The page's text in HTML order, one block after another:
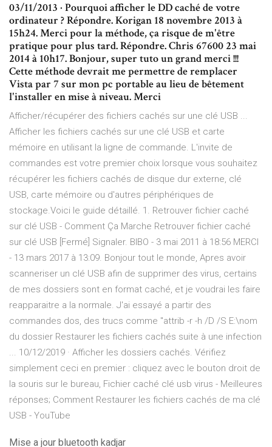
03/11/2013 · Pourquoi afficher le DD caché de votre
ordinateur ? Répondre. Korigan 18 novembre 2013 à
15h24. Merci pour la méthode, ça risque de m'être
pratique pour plus tard. Répondre. Chris 67600 23 mai
2014 à 10h17. Bonjour, super tuto un grand merci !!!
Cette méthode devrait me permettre de remplacer
Vista par 7 sur mon pc portable au lieu de bêtement
l'installer en mise à niveau. Merci
Afficher/récupérer des fichiers cachés sur une clé USB ...
Afficher les fichiers cachés sur une clé USB et carte
mémoire en utilisant la ligne de commande. L'invite de
commandes est votre premier choix lorsque vous souhaitez
récupérer les fichiers cachés de disque dur externe, clé
USB, carte mémoire ou d'autres périphériques de
stockage.Voici le guide détaillé. 1. Retrouver fichier caché
sur clé USB - Comment Ça Marche Retrouver fichier caché
sur clé USB [Fermé] Signaler. BIBO - 3 mai 2011 à 18:56 MERCI
- 13 mars 2017 à 13:09. Bonjour tout le monde, Apres avoir
scanneriser un clé USB afin de supprimer des virus, certains
de mes dossiers sont en format caché, et je voudrai les faire
reapparaitre a la normale. J'ai essayé a partir des
commandes dos, des trucs comme "attrib -r -h /D /S E:\nom
du dossier Restaurer les fichiers cachés suite à une infection
... 10/12/2019 · Afficher les dossiers cachés. Vérifiez
simplement ceci en premier : cliquez avec le bouton droit de
la souris sur le bureau, Fichier caché clé usb virus - Meilleures
réponses; Comment Restaurer les fichiers cachés de ma clé
USB - YouTube
Mise a jour bluetooth kadjar